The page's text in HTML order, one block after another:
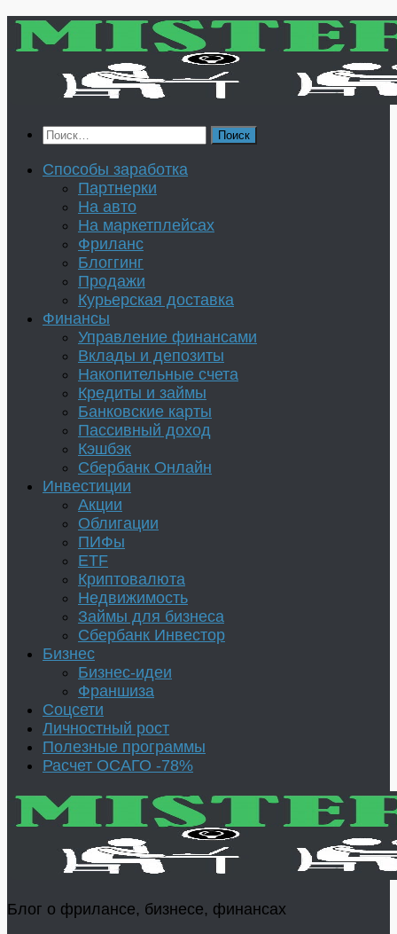
Перейти
Найти:
Способы заработка
Партнерки
На авто
На маркетплейсах
Фриланс
Блоггинг
Продажи
Курьерская доставка
Финансы
Управление финансами
Вклады и депозиты
Накопительные счета
Кредиты и займы
Банковские карты
Пассивный доход
Кэшбэк
Сбербанк Онлайн
Инвестиции
Акции
Облигации
ПИФы
ETF
Криптовалюта
Недвижимость
Займы для бизнеса
Сбербанк Инвестор
Бизнес
Бизнес-идеи
Франшиза
Соцсети
Личностный рост
Полезные программы
Расчет ОСАГО -78%
Блог о фрилансе, бизнесе, финансах